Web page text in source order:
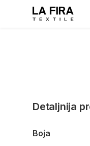
Detaljnija
Boja